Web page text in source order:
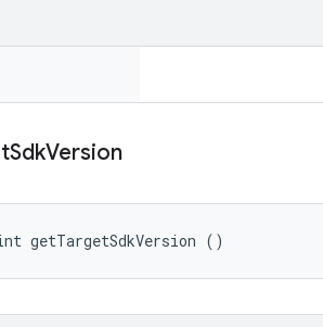
SdkVersion
getTargetSdkVersion ()